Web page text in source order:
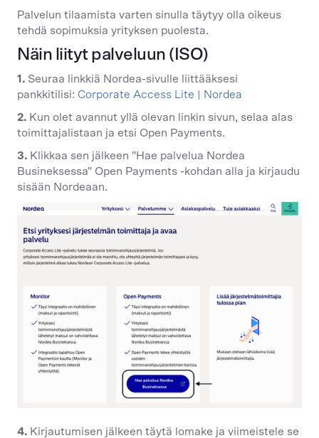
Palvelun tilaamista varten sinulla täytyy olla oikeus
tehdä sopimuksia yrityksen puolesta.
Näin liityt palveluun (ISO)
1. Seuraa linkkiä Nordea-sivulle liittääksesi
pankkitilisi: Corporate Access Lite | Nordea
2. Kun olet avannut yllä olevan linkin sivun, selaa alas
toimittajalistaan ja etsi Open Payments.
3. Klikkaa sen jälkeen "Hae palvelua Nordea
Busineksessa" Open Payments -kohdan alla ja kirjaudu
sisään Nordeaan.
4. Kirjautumisen jälkeen täytä lomake ja viimeistele se